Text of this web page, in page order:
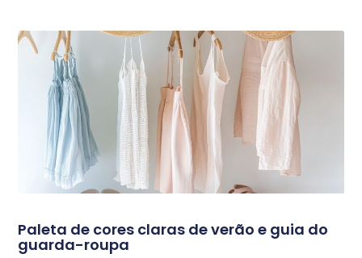
Paleta de cores claras de verão e guia do
guarda-roupa